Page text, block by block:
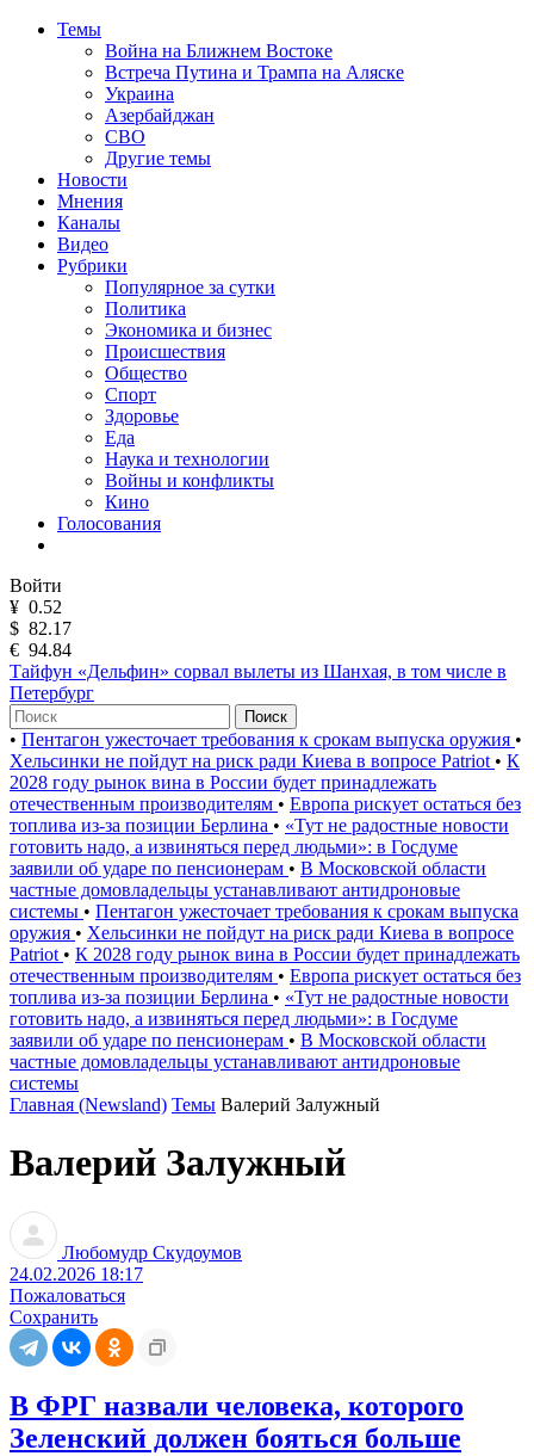
Темы
Война на Ближнем Востоке
Встреча Путина и Трампа на Аляске
Украина
Азербайджан
СВО
Другие темы
Новости
Мнения
Каналы
Видео
Рубрики
Популярное за сутки
Политика
Экономика и бизнес
Происшествия
Общество
Спорт
Здоровье
Еда
Наука и технологии
Войны и конфликты
Кино
Голосования
Войти
¥ 0.52
$ 82.17
€ 94.84
Тайфун «Дельфин» сорвал вылеты из Шанхая, в том числе в
Петербург
Поиск
• Пентагон ужесточает требования к срокам выпуска оружия •
Хельсинки не пойдут на риск ради Киева в вопросе Patriot • К
2028 году рынок вина в России будет принадлежать
отечественным производителям • Европа рискует остаться без
топлива из-за позиции Берлина • «Тут не радостные новости
готовить надо, а извиняться перед людьми»: в Госдуме
заявили об ударе по пенсионерам • В Московской области
частные домовладельцы устанавливают антидроновые
системы • Пентагон ужесточает требования к срокам выпуска
оружия • Хельсинки не пойдут на риск ради Киева в вопросе
Patriot • К 2028 году рынок вина в России будет принадлежать
отечественным производителям • Европа рискует остаться без
топлива из-за позиции Берлина • «Тут не радостные новости
готовить надо, а извиняться перед людьми»: в Госдуме
заявили об ударе по пенсионерам • В Московской области
частные домовладельцы устанавливают антидроновые
системы
Главная (Newsland) Темы Валерий Залужный
Валерий Залужный
Любомудр Скудоумов
24.02.2026 18:17
Пожаловаться
Сохранить
В ФРГ назвали человека, которого
Зеленский должен бояться больше